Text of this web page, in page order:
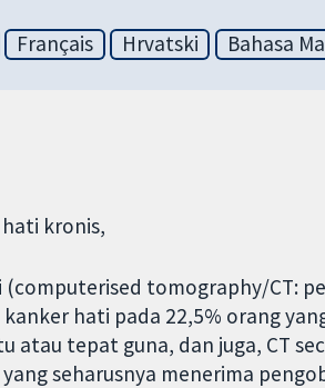
Français Hrvatski Bahasa
kronis,
tomography/CT:
hati pada 22,5% orang
atau tepat guna, dan juga, CT
seharusnya menerima